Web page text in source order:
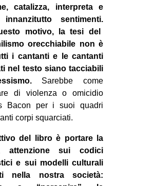
catalizza, interpreta e
sentimenti.
motivo, la tesi del
orecchiabile non è
i cantanti e le cantanti
nel testo siano tacciabili
Sarebbe come
di violenza o omicidio
Bacon per i suoi quadri
corpi squarciati.
del libro è portare la
attenzione sui codici
e sui modelli culturali
nella nostra società: